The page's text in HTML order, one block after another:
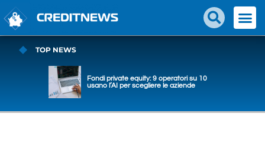
TOP NEWS
Fondi private equity: 9 operatori su 10
usano l’AI per scegliere le aziende